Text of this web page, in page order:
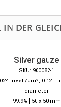
DER
Silver gauze
SKU: 900082-1
mesh/cm?, 0.12
diameter
99.9% | 50 x 50 mm